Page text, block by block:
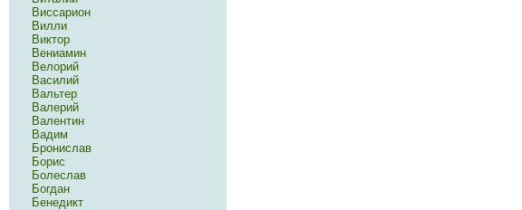
Виссарион
Вилли
Виктор
Вениамин
Велорий
Василий
Вальтер
Валерий
Валентин
Вадим
Бронислав
Борис
Болеслав
Богдан
Бенедикт